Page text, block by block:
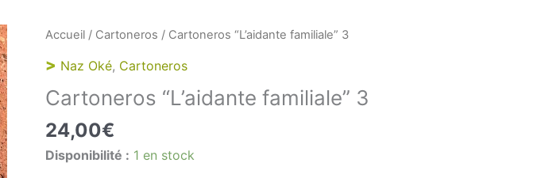
Accueil / Cartoneros / Cartoneros “L’aidante familiale” 3
> Naz Oké, Cartoneros
Cartoneros “L’aidante familiale” 3
24,00€
Disponibilité : 1 en stock